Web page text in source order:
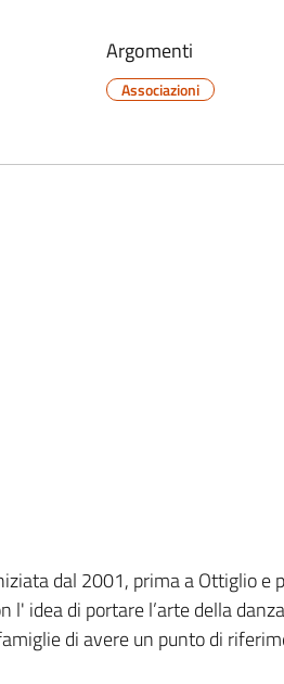
Argomenti
Associazioni
dal 2001, prima a Ottiglio e
l' idea di portare l’arte della
di avere un punto di